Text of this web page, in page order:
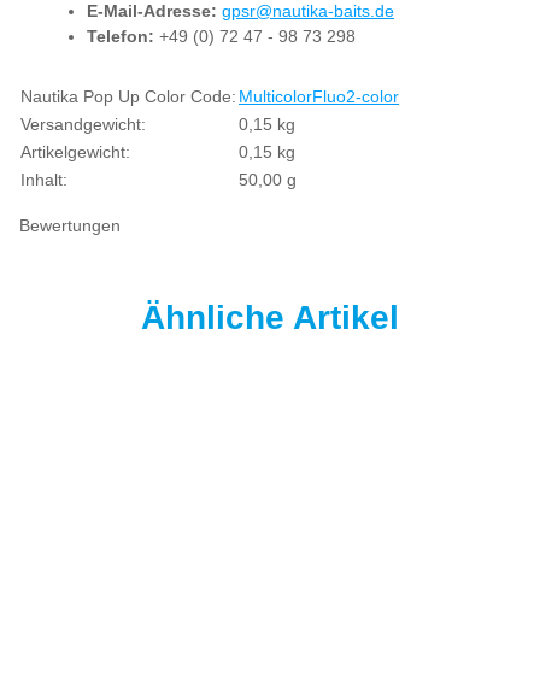
E-Mail-Adresse: gpsr@nautika-baits.de
Telefon: +49 (0) 72 47 - 98 73 298
Produkteigenschaft
Wert
Nautika Pop Up Color Code: MulticolorFluo2-color
Versandgewicht:
0,15 kg
Artikelgewicht:
0,15 kg
Inhalt:
50,00 g
Bewertungen
Ähnliche Artikel